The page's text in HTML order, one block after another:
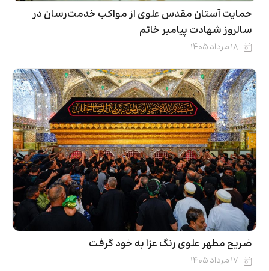
حمایت آستان مقدس علوی از مواکب خدمت‌رسان در
سالروز شهادت پیامبر خاتم
۱۸ مرداد ۱۴۰۵
ضریح مطهر علوی رنگ عزا به خود گرفت
۱۷ مرداد ۱۴۰۵